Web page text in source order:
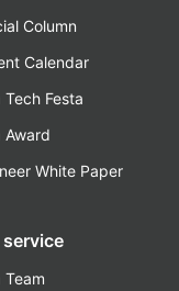
Column
Calendar
Tech Festa
Award
White Paper
service
Team